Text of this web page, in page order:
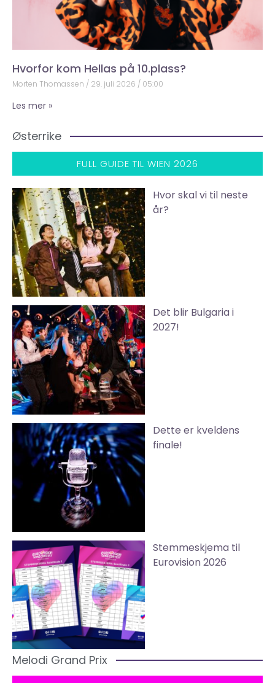
Hvorfor kom Hellas på 10.plass?
Morten Thomassen 29. juli 2026 05:00
Les mer »
Østerrike
FULL GUIDE TIL WIEN 2026
Hvor skal vi til neste
år?
Det blir Bulgaria i
2027!
Dette er kveldens
finale!
Stemmeskjema til
Eurovision 2026
Melodi Grand Prix